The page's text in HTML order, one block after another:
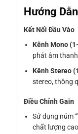
Hướng
Kết Nối Đầu Vào
Kênh Mono
phát âm
Kênh Stereo
stereo, thông
Điều Chỉnh Gain
Sử dụng núm
chất lượng